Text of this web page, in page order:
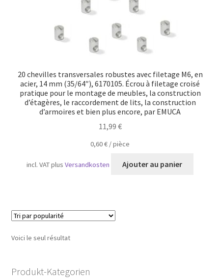
20 chevilles transversales robustes avec filetage M6, en
acier, 14 mm (35/64″), 6170105. Écrou à filetage croisé
pratique pour le montage de meubles, la construction
d’étagères, le raccordement de lits, la construction
d’armoires et bien plus encore, par EMUCA
11,99 €
0,60€ /pièce
incl. VATplusVersandkosten Ajouter au panier
Voici le seul résultat
Produkt-Kategorien